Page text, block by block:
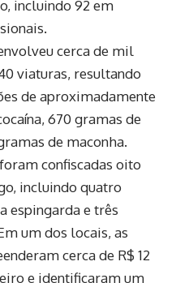
incluindo 92 em
cerca de mil
viaturas, resultando
de aproximadamente
670 gramas de
de maconha.
confiscadas oito
incluindo quatro
espingarda e três
um dos locais, as
cerca de R$ 12
e identificaram um